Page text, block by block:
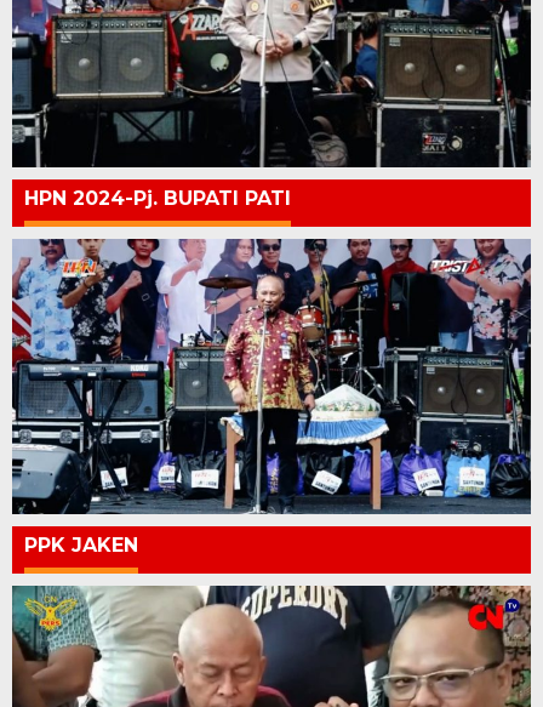
HPN 2024-Pj. BUPATI PATI
PPK JAKEN